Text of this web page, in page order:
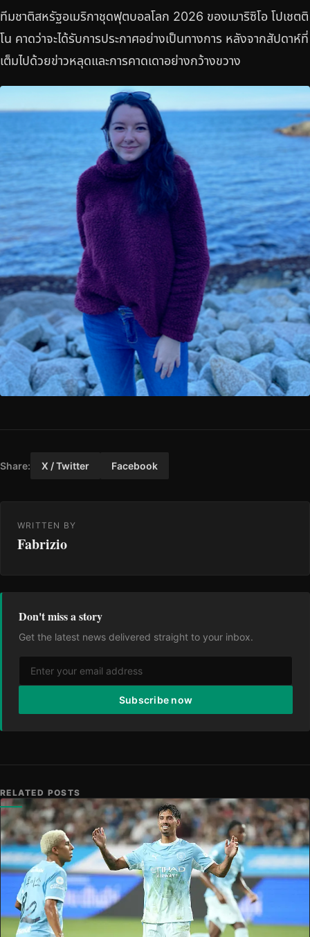
ทีมชาติสหรัฐอเมริกาชุดฟุตบอลโลก 2026 ของเมาริซิโอ โปเชตติ
โน คาดว่าจะได้รับการประกาศอย่างเป็นทางการ หลังจากสัปดาห์ที่
เต็มไปด้วยข่าวหลุดและการคาดเดาอย่างกว้างขวาง
Share: X / Twitter Facebook
WRITTEN BY
Fabrizio
Don't miss a story
Get the latest news delivered straight to your inbox.
Subscribe now
RELATED POSTS